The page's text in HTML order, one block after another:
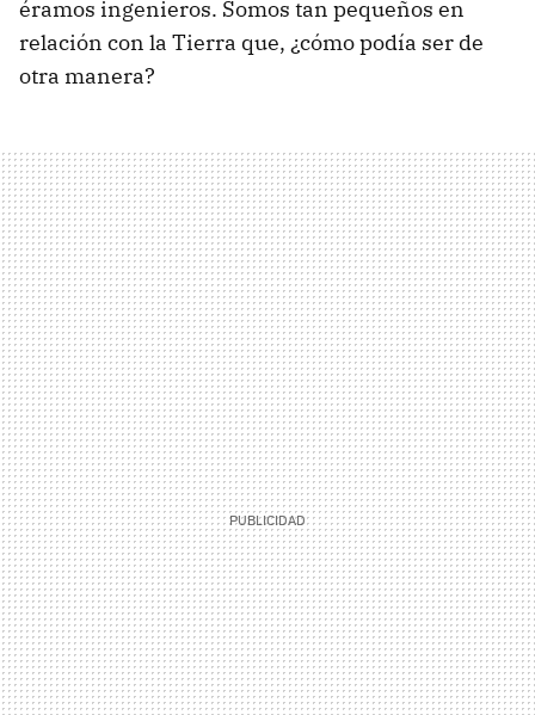
éramos ingenieros. Somos tan pequeños en
relación con la Tierra que, ¿cómo podía ser de
otra manera?